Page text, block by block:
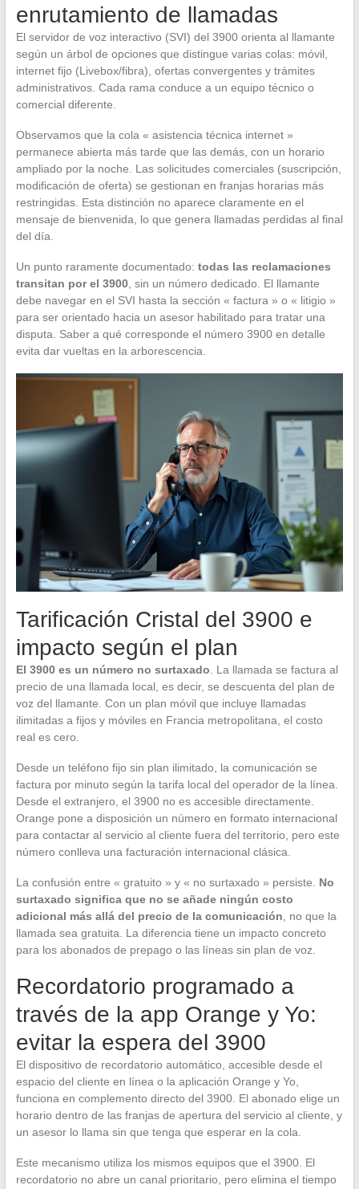
enrutamiento de llamadas
El servidor de voz interactivo (SVI) del 3900 orienta al llamante
según un árbol de opciones que distingue varias colas: móvil,
internet fijo (Livebox/fibra), ofertas convergentes y trámites
administrativos. Cada rama conduce a un equipo técnico o
comercial diferente.
Observamos que la cola « asistencia técnica internet »
permanece abierta más tarde que las demás, con un horario
ampliado por la noche. Las solicitudes comerciales (suscripción,
modificación de oferta) se gestionan en franjas horarias más
restringidas. Esta distinción no aparece claramente en el
mensaje de bienvenida, lo que genera llamadas perdidas al final
del día.
Un punto raramente documentado: todas las reclamaciones
transitan por el 3900, sin un número dedicado. El llamante
debe navegar en el SVI hasta la sección « factura » o « litigio »
para ser orientado hacia un asesor habilitado para tratar una
disputa. Saber a qué corresponde el número 3900 en detalle
evita dar vueltas en la arborescencia.
Tarificación Cristal del 3900 e
impacto según el plan
El 3900 es un número no surtaxado . La llamada se factura al
precio de una llamada local, es decir, se descuenta del plan de
voz del llamante. Con un plan móvil que incluye llamadas
ilimitadas a fijos y móviles en Francia metropolitana, el costo
real es cero.
Desde un teléfono fijo sin plan ilimitado, la comunicación se
factura por minuto según la tarifa local del operador de la línea.
Desde el extranjero, el 3900 no es accesible directamente.
Orange pone a disposición un número en formato internacional
para contactar al servicio al cliente fuera del territorio, pero este
número conlleva una facturación internacional clásica.
La confusión entre « gratuito » y « no surtaxado » persiste. No
surtaxado significa que no se añade ningún costo
adicional más allá del precio de la comunicación , no que la
llamada sea gratuita. La diferencia tiene un impacto concreto
para los abonados de prepago o las líneas sin plan de voz.
Recordatorio programado a
través de la app Orange y Yo:
evitar la espera del 3900
El dispositivo de recordatorio automático, accesible desde el
espacio del cliente en línea o la aplicación Orange y Yo,
funciona en complemento directo del 3900. El abonado elige un
horario dentro de las franjas de apertura del servicio al cliente, y
un asesor lo llama sin que tenga que esperar en la cola.
Este mecanismo utiliza los mismos equipos que el 3900. El
recordatorio no abre un canal prioritario, pero elimina el tiempo